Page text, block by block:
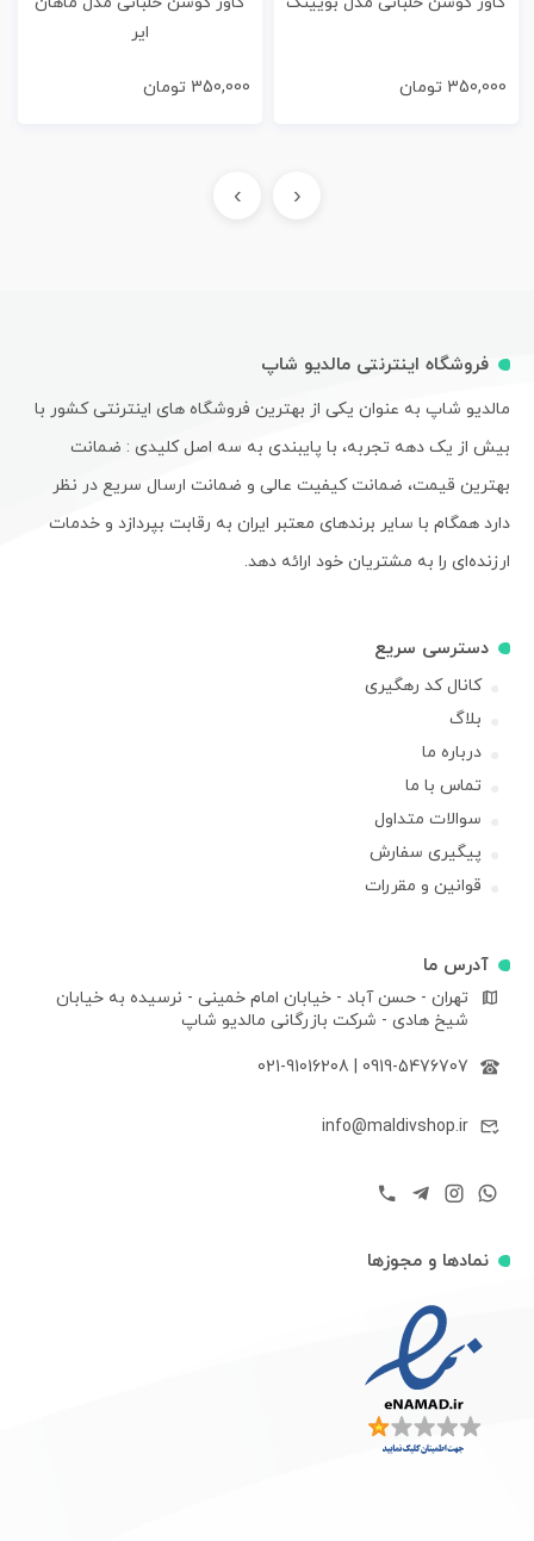
350,000 تومان
ایر
350,000 تومان
‹
›
فروشگاه اینترنتی مالدیو شاپ
مالدیو شاپ به عنوان یکی از بهترین فروشگاه های اینترنتی کشور با
بیش از یک دهه تجربه، با پایبندی به سه اصل کلیدی : ضمانت
بهترین قیمت، ضمانت کیفیت عالی و ضمانت ارسال سریع در نظر
دارد همگام با سایر برندهای معتبر ایران به رقابت بپردازد و خدمات
ارزنده‌ای را به مشتریان خود ارائه دهد.
دسترسی سریع
کانال کد رهگیری
بلاگ
درباره ما
تماس با ما
سوالات متداول
پیگیری سفارش
قوانین و مقررات
آدرس ما
تهران - حسن آباد - خیابان امام خمینی - نرسیده به خیابان
شیخ هادی - شرکت بازرگانی مالدیو شاپ
0919-5476707
021-91016208
info@maldivshop.ir
نمادها و مجوزها